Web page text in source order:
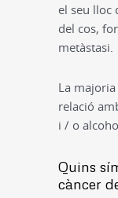
el seu lloc
del cos,
metàstasi.
La
relació
i / o
Quins
càncer